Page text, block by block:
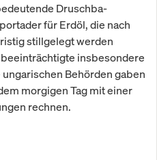
Druschba-
für Erdöl, die nach
stillgelegt werden
insbesondere
Behörden gaben
morgigen Tag mit einer
rechnen.